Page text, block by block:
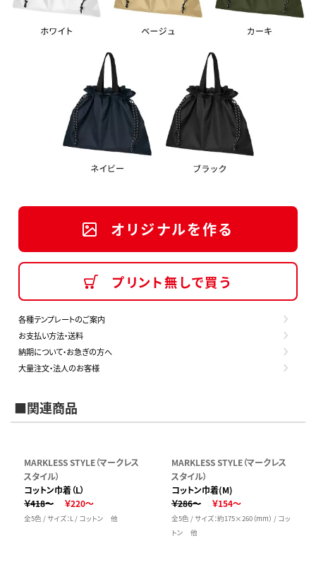
オリジナルを作る
プリント無しで買う
各種テンプレートのご案内
お支払い方法・送料
納期について・お急ぎの方へ
大量注文・法人のお客様
■関連商品
MARKLESS STYLE（マークレス
スタイル）
コットン巾着（L）
￥418～
￥220～
全5色 / サイズ：L / コットン 他
MARKLESS STYLE（マークレス
スタイル）
コットン巾着(M)
￥286～
￥154～
全5色 / サイズ：約175×260（mm） / コッ
トン 他